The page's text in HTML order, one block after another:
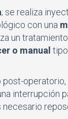
; se realiza
con una
un
o manual
post-
interrupción